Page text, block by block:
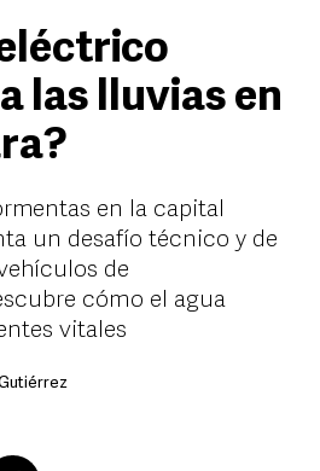
las lluvias en
en la capital
un desafío técnico y de
de
cómo el agua
vitales